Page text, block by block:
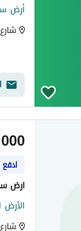
أرض
شارع 0، هجره الزومان هجرة ابوطينه
ارض